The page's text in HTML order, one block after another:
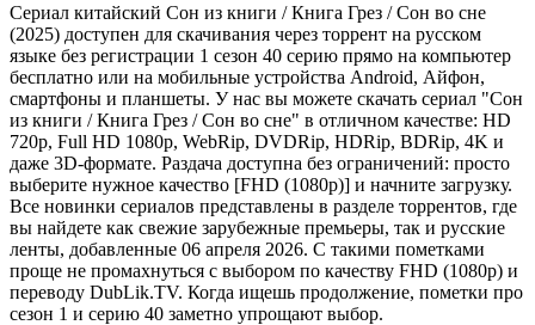
Сериал китайский Сон из книги / Книга Грез / Сон во сне
(2025) доступен для скачивания через торрент на русском
языке без регистрации 1 сезон 40 серию прямо на компьютер
бесплатно или на мобильные устройства Android, Айфон,
смартфоны и планшеты. У нас вы можете скачать сериал "Сон
из книги / Книга Грез / Сон во сне" в отличном качестве: HD
720p, Full HD 1080p, WebRip, DVDRip, HDRip, BDRip, 4K и
даже 3D-формате. Раздача доступна без ограничений: просто
выберите нужное качество [FHD (1080p)] и начните загрузку.
Все новинки сериалов представлены в разделе торрентов, где
вы найдете как свежие зарубежные премьеры, так и русские
ленты, добавленные 06 апреля 2026. С такими пометками
проще не промахнуться с выбором по качеству FHD (1080p) и
переводу DubLik.TV. Когда ищешь продолжение, пометки про
сезон 1 и серию 40 заметно упрощают выбор.